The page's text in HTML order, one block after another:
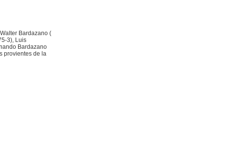
Bardazano (
3), Luis
Bardazano
provientes de la